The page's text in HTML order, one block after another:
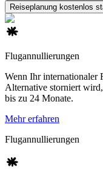
Reiseplanung kostenlos
Flugannullierungen
Wenn Ihr internationaler
Alternative storniert
bis zu 24 Monate.
Mehr erfahren
Flugannullierungen